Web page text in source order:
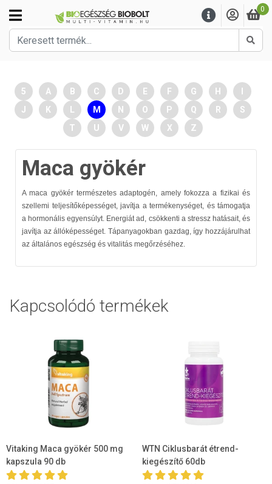
0
5 A B C D E F G H
J
K M N O P Q R
S
T
U V W X Z
Maca gyökér
A maca gyökér természetes adaptogén, amely fokozza a fizikai és
szellemi teljesítőképességet, javítja a termékenységet, és támogatja
a hormonális egyensúlyt. Energiát ad, csökkenti a stressz hatásait, és
javítja az állóképességet. Tápanyagokban gazdag, így hozzájárulhat
az általános egészség és vitalitás megőrzéséhez.
Kapcsolódó termékek
Vitaking Maca gyökér 500 mg
kapszula 90 db
WTN Ciklusbarát étrend-
kiegészítő 60db